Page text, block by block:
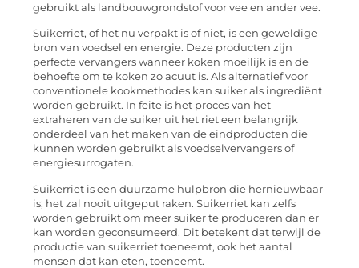
gebruikt als landbouwgrondstof voor vee en ander vee.
Suikerriet, of het nu verpakt is of niet, is een geweldige
bron van voedsel en energie. Deze producten zijn
perfecte vervangers wanneer koken moeilijk is en de
behoefte om te koken zo acuut is. Als alternatief voor
conventionele kookmethodes kan suiker als ingrediënt
worden gebruikt. In feite is het proces van het
extraheren van de suiker uit het riet een belangrijk
onderdeel van het maken van de eindproducten die
kunnen worden gebruikt als voedselvervangers of
energiesurrogaten.
Suikerriet is een duurzame hulpbron die hernieuwbaar
is; het zal nooit uitgeput raken. Suikerriet kan zelfs
worden gebruikt om meer suiker te produceren dan er
kan worden geconsumeerd. Dit betekent dat terwijl de
productie van suikerriet toeneemt, ook het aantal
mensen dat kan eten, toeneemt.